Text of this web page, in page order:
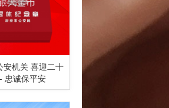
安机关 喜迎二十
忠诚保平安